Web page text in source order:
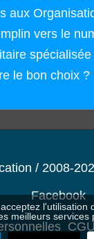
aux
vers le
le bon choix ?
/ 2008-
Facebook
CGU
l'utilisation
meilleurs services